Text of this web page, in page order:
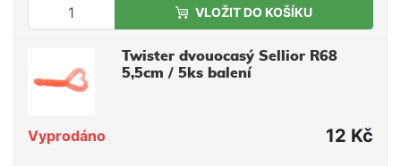
VLOŽIT DO KOŠÍKU
Twister dvouocasý Sellior R68
5,5cm / 5ks balení
Vyprodáno 12 Kč